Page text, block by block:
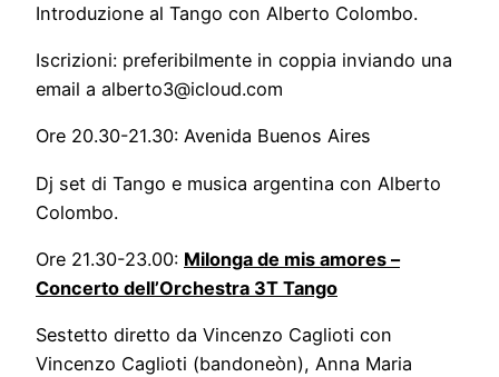
Introduzione al Tango con Alberto Colombo.
Iscrizioni: preferibilmente in coppia inviando una
email a alberto3@icloud.com
Ore 20.30-21.30: Avenida Buenos Aires
Dj set di Tango e musica argentina con Alberto
Colombo.
Ore 21.30-23.00: Milonga de mis amores –
Concerto dell’Orchestra 3T Tango
Sestetto diretto da Vincenzo Caglioti con
Vincenzo Caglioti (bandoneòn), Anna Maria